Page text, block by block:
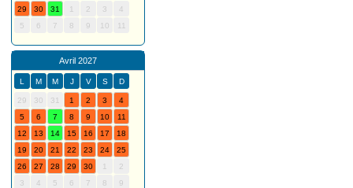
29
30 31 1 2 3
4
5
6 7 8 9 10 11
Avril 2027
L M M J V S D
29 30 31 1 2 3
4
5
6 7 8 9 10
11
12
13 14 15 16 17
18
19
20 21 22 23 24
25
26
27 28 29 30 1
2
3
4 5 6 7 8 9